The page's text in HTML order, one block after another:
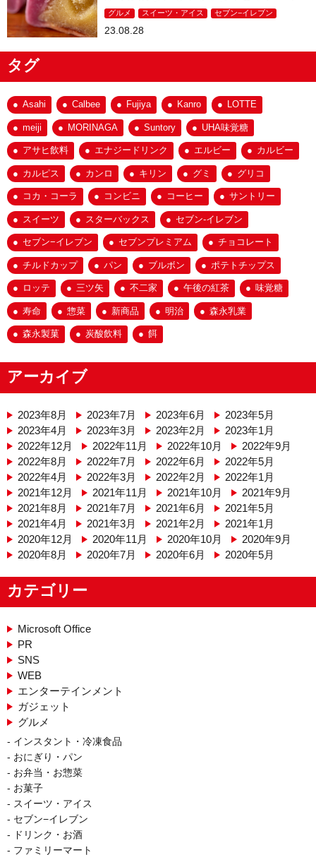
ツ！
グルメ スイーツ・アイス セブン−イレブン
23.08.28
タグ
Asahi Calbee Fujiya Kanro LOTTE
meiji MORINAGA Suntory UHA味覚糖
アサヒ飲料 エナジードリンク エルビー カルビー
カルピス カンロ キリン グミ グリコ
コカ・コーラ コンビニ コーヒー サントリー
スイーツ スターバックス セブン-イレブン
セブン−イレブン セブンプレミアム チョコレート
チルドカップ パン ブルボン ポテトチップス
ロッテ 三ツ矢 不二家 午後の紅茶 味覚糖
寿命 惣菜 新商品 明治 森永乳業
森永製菓 炭酸飲料 餌
アーカイブ
2023年8月 2023年7月 2023年6月
2023年5月
2023年4月
2023年3月 2023年2月
2023年1月
2022年12月
2022年11月 2022年10月
2022年9月
2022年8月
2022年7月 2022年6月
2022年5月
2022年4月
2022年3月 2022年2月
2022年1月
2021年12月
2021年11月 2021年10月
2021年9月
2021年8月
2021年7月 2021年6月
2021年5月
2021年4月
2021年3月 2021年2月
2021年1月
2020年12月
2020年11月 2020年10月
2020年9月
2020年8月
2020年7月 2020年6月 2020年5月
カテゴリー
Microsoft Office
PR
SNS
WEB
エンターテインメント
ガジェット
グルメ
インスタント・冷凍食品
おにぎり・パン
お弁当・お惣菜
お菓子
スイーツ・アイス
セブン−イレブン
ドリンク・お酒
ファミリーマート